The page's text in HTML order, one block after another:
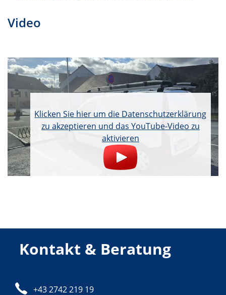
Video
Klicken Sie hier um die Datenschutzerklärung
zu akzeptieren und das YouTube-Video zu
aktivieren
Kontakt & Beratung
Telefon:
+43 2742 219 19